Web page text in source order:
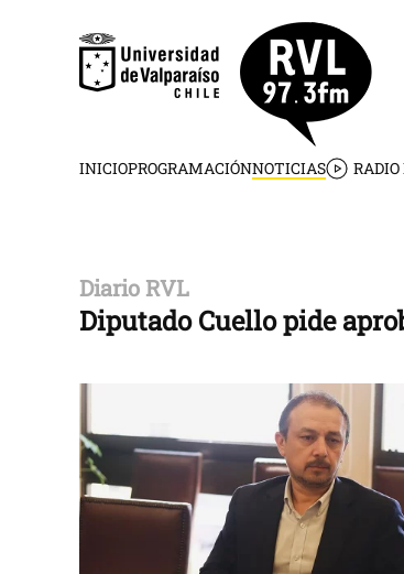
Skip to main content
INICIOPROGRAMACIÓNNOTICIAS
Diario RVL
Diputado Cuello pide